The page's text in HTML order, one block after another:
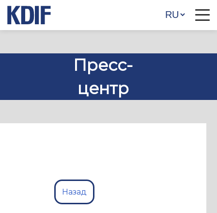
Пресс-
центр
Назад